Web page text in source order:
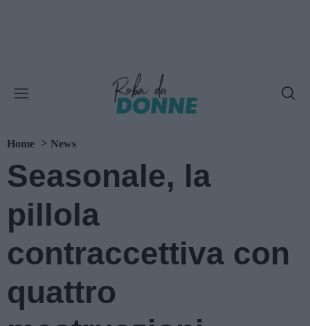
Home News
Seasonale, la
pillola
contraccettiva con
quattro